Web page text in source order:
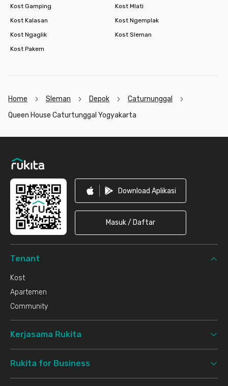
Kost Gamping
Kost Mlati
Kost Kalasan
Kost Ngemplak
Kost Ngaglik
Kost Sleman
Kost Pakem
Home Sleman Depok
Caturnunggal
Queen House Caturtunggal Yogyakarta
Download Aplikasi
Masuk / Daftar
Tenant
Kost
Apartemen
Community
Kerjasama Rukita
Rukita for Business